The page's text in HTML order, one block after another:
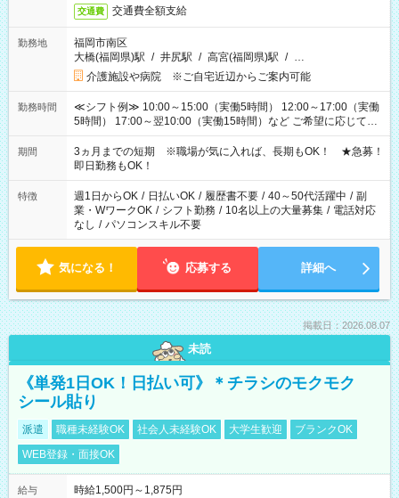
交通費 交通費全額支給
勤務地
福岡市南区
大橋(福岡県)駅 / 井尻駅 / 高宮(福岡県)駅 / …
介護施設や病院 ※ご自宅近辺からご案内可能
勤務時間
≪シフト例≫ 10:00～15:00（実働5時間） 12:00～17:00（実働
5時間） 17:00～翌10:00（実働15時間）など ご希望に応じて、
働く時間は調整できます！ お気軽に担当へ相談ください！
期間
3ヵ月までの短期 ※職場が気に入れば、長期もOK！ ★急募！
即日勤務もOK！
特徴 週1日からOK / 日払いOK / 履歴書不要 / 40～50代活躍中 / 副
業・WワークOK / シフト勤務 / 10名以上の大量募集 / 電話対応
なし / パソコンスキル不要
気になる！ 応募する 詳細へ
掲載日：2026.08.07
未読
《単発1日OK！日払い可》＊チラシのモクモク
シール貼り
派遣 職種未経験OK 社会人未経験OK 大学生歓迎
ブランクOK
WEB登録・面接OK
給与
時給1,500円～1,875円